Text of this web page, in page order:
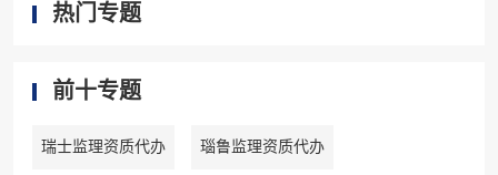
热门专题
前十专题
瑞士监理资质代办 瑙鲁监理资质代办